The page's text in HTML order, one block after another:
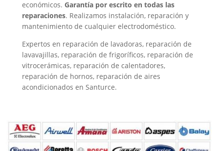
económicos. Garantía por escrito en todas las
reparaciones. Realizamos instalación, reparación y
mantenimiento de cualquier electrodoméstico.
Expertos en reparación de lavadoras, reparación de
lavavajillas, reparación de frigoríficos, reparación de
vitrocerámicas, reparación de calentadores,
reparación de hornos, reparación de aires
acondicionados en Santurce.